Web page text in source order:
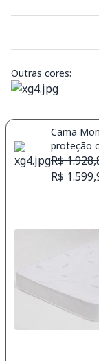
Outras cores:
Cama
proteção
R$
R$